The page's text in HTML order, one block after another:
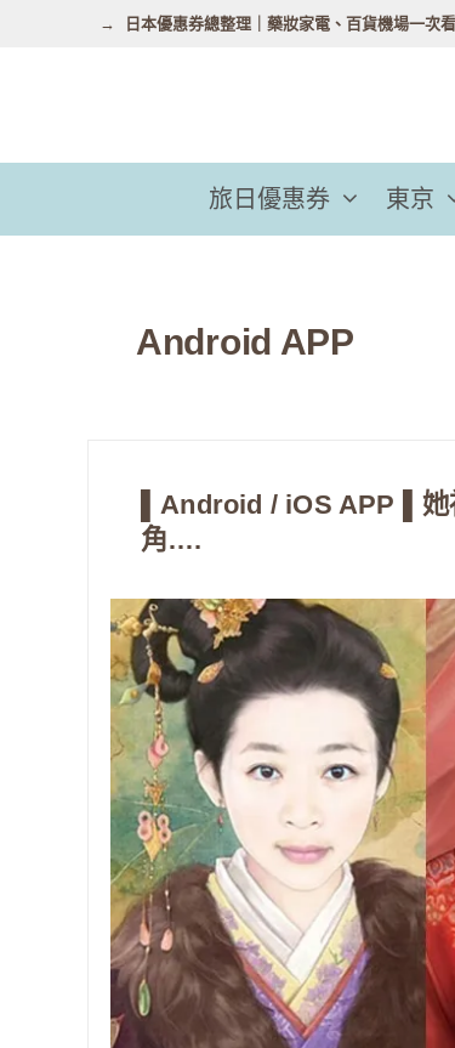
容
日本優惠券總整理｜藥妝家電、百貨機場一次看
旅日優惠券 東京
Android APP
▌Android / iOS APP ▌
角….